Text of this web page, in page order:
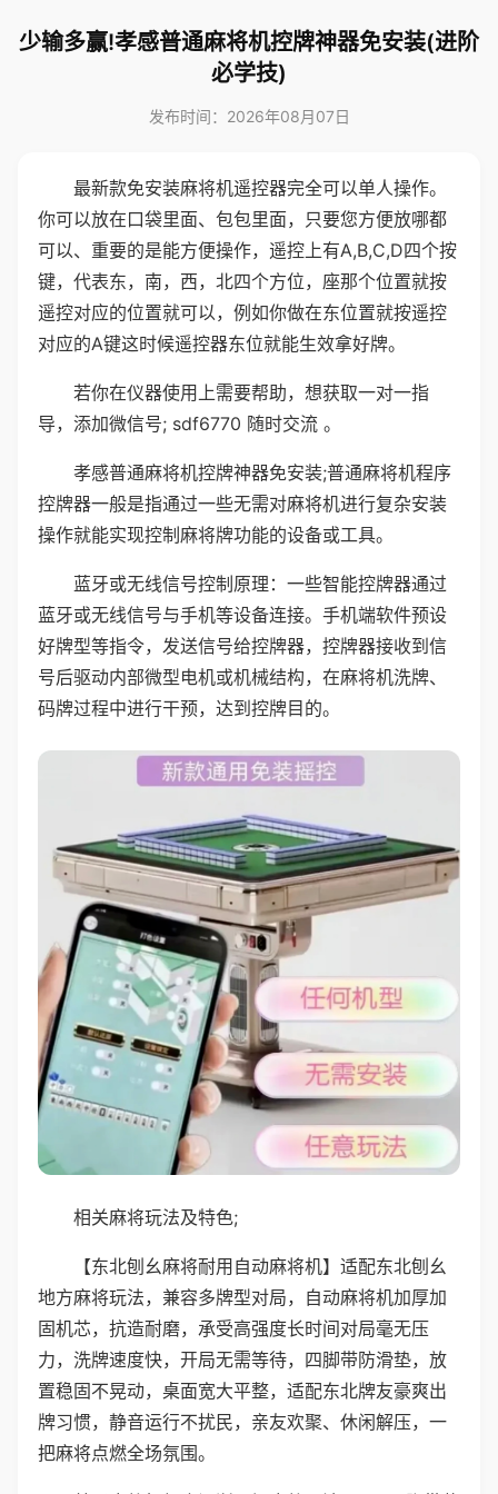
少输多赢!孝感普通麻将机控牌神器免安装(进阶
必学技)
发布时间：2026年08月07日
最新款免安装麻将机遥控器完全可以单人操作。
你可以放在口袋里面、包包里面，只要您方便放哪都
可以、重要的是能方便操作，遥控上有A,B,C,D四个按
键，代表东，南，西，北四个方位，座那个位置就按
遥控对应的位置就可以，例如你做在东位置就按遥控
对应的A键这时候遥控器东位就能生效拿好牌。
若你在仪器使用上需要帮助，想获取一对一指
导，添加微信号; sdf6770 随时交流 。
孝感普通麻将机控牌神器免安装;普通麻将机程序
控牌器一般是指通过一些无需对麻将机进行复杂安装
操作就能实现控制麻将牌功能的设备或工具。
蓝牙或无线信号控制原理：一些智能控牌器通过
蓝牙或无线信号与手机等设备连接。手机端软件预设
好牌型等指令，发送信号给控牌器，控牌器接收到信
号后驱动内部微型电机或机械结构，在麻将机洗牌、
码牌过程中进行干预，达到控牌目的。
相关麻将玩法及特色;
【东北刨幺麻将耐用自动麻将机】适配东北刨幺
地方麻将玩法，兼容多牌型对局，自动麻将机加厚加
固机芯，抗造耐磨，承受高强度长时间对局毫无压
力，洗牌速度快，开局无需等待，四脚带防滑垫，放
置稳固不晃动，桌面宽大平整，适配东北牌友豪爽出
牌习惯，静音运行不扰民，亲友欢聚、休闲解压，一
把麻将点燃全场氛围。